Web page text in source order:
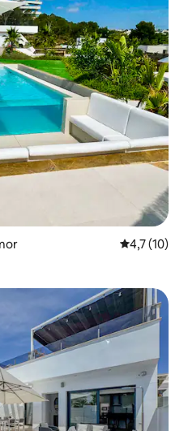
Prosječna
4,7 (10)